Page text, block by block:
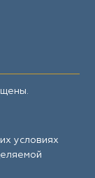
условиях